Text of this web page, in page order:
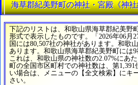
海草郡紀美野町の神社・宮殿《神
下記のリストは、和歌山県海草郡紀美野
形式で表示したものです。「2026年06月
国には80,507社の神社があります。和歌
あります。和歌山県海草郡紀美野町には9
これは、和歌山県の神社数の2.07%にあ
町の全国市区町村での神社数は、第
い場合は、メニューの【全文検索】にキ
さい。